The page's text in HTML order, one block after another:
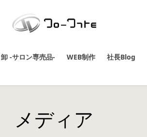
-サロン専売品- WEB制作 社長Blog
メディア